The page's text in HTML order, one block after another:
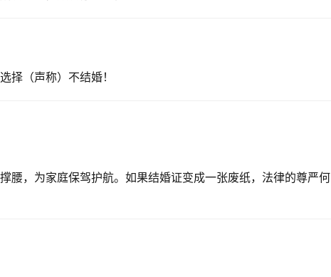
择（声称）不结婚！
腰，为家庭保驾护航。如果结婚证变成一张废纸，法律的尊严何